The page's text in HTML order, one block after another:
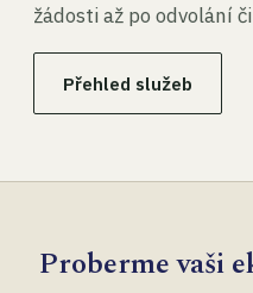
žádosti až po odvolání
Přehled služeb
Proberme vaši